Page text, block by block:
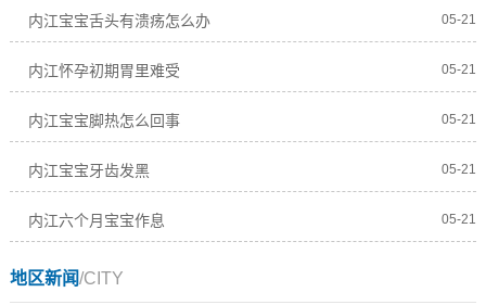
内江宝宝舌头有溃疡怎么办 05-21
内江怀孕初期胃里难受 05-21
内江宝宝脚热怎么回事 05-21
内江宝宝牙齿发黑 05-21
内江六个月宝宝作息 05-21
地区新闻/CITY